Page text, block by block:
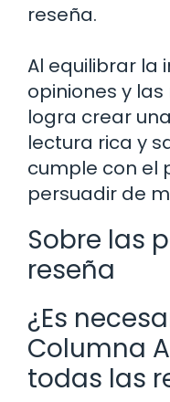
reseña.
Al equilibrar la
opiniones y
logra crear
lectura rica y
cumple con el
persuadir de
Sobre las
reseña
¿Es
Columna
todas las